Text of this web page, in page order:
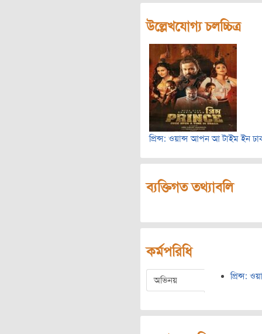
উল্লেখযোগ্য চলচ্চিত্র
প্রিন্স: ওয়ান্স আপন আ টাইম ইন
ব্যক্তিগত তথ্যাবলি
কর্মপরিধি
অভিনয় প্রিন্স: